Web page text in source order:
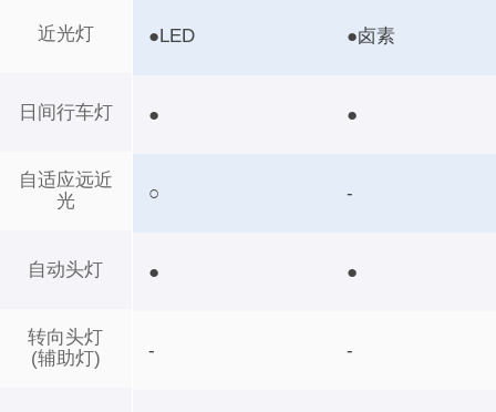
近光灯
日间行车灯
自适应远近
光
自动头灯
转向头灯
(辅助灯)
●LED ●卤素
● ●
○ -
● ●
- -